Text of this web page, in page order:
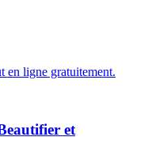
en ligne gratuitement.
et